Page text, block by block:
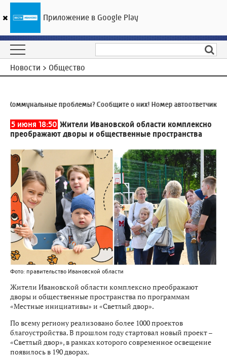
ГТРК «Ивтелерадио»
Новости > Общество
проблемы? Сообщите о них! Номер автоответчика:8
5 июня 18:50 Жители Ивановской области комплексно
преображают дворы и общественные пространства
Фото: правительство Ивановской области
Жители Ивановской области комплексно преображают
дворы и общественные пространства по программам
«Местные инициативы» и «Светлый двор».
По всему региону реализовано более 1000 проектов
благоустройства. В прошлом году стартовал новый проект –
«Светлый двор», в рамках которого современное освещение
появилось в 190 дворах.
Приложение в Google Play